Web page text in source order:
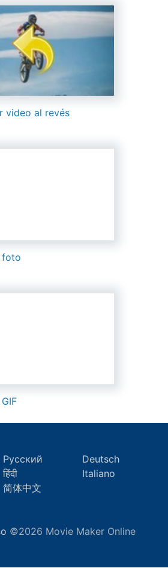
video al revés
foto
Русский
Deutsch
हिंदी
Italiano
简体中文
©2026 Movie Maker Online